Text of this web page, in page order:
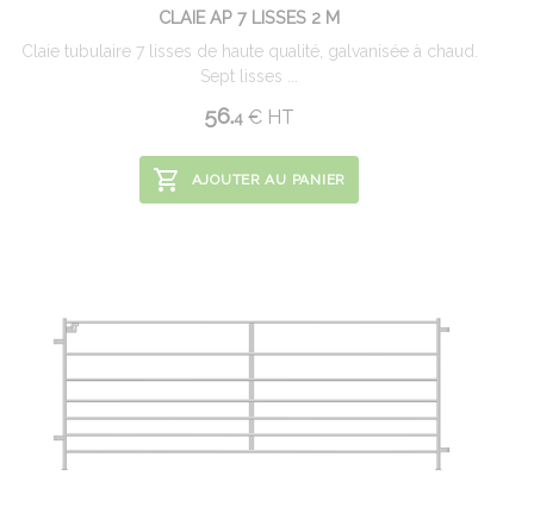
CLAIE AP 7 LISSES 2 M
Claie tubulaire 7 lisses de haute qualité, galvanisée à chaud.
Sept lisses ...
56.4 € HT
AJOUTER AU PANIER